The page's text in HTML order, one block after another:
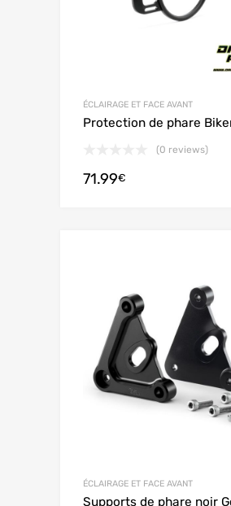
ÉCLAIRAGE ET FACE AVANT
Protection de phare
(0 reviews)
71.99€
ÉCLAIRAGE ET FACE AVANT
Supports de phare noir